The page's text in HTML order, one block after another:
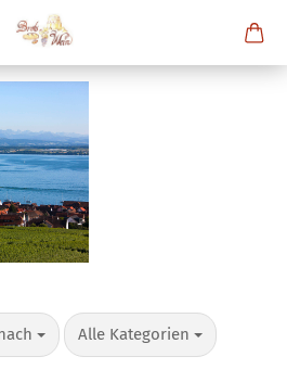
Alle Kategorien
pro Seite